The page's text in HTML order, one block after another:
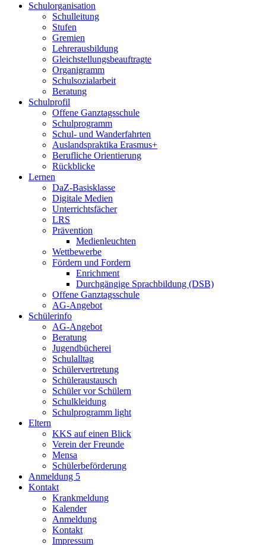
Schulorganisation
Schulleitung
Stufen
Gremien
Lehrerausbildung
Gleichstellungsbeauftragte
Organigramm
Schulsozialarbeit
Beratung
Schulprofil
Offene Ganztagsschule
Schulprogramm
Schul- und Wanderfahrten
Auslandspraktika Erasmus+
Berufliche Orientierung
Rückblicke
Lernen
DaZ-Basisklasse
Digitale Medien
Unterrichtsfächer
LRS
Prävention
Medienleuchten
Wettbewerbe
Fördern und Fordern
Enrichment
Durchgängige Sprachbildung (DSB)
Offene Ganztagsschule
AG-Angebot
Schülerinfo
AG-Angebot
Beratung
Jugendbücherei
Schulalltag
Schülervertretung
Schüleraustausch
Schüler vor Schülern
Schulkleidung
Schulprogramm light
Eltern
KKS auf einen Blick
Verein der Freunde
Mensa
Schülerbeförderung
Anmeldung 5
Kontakt
Krankmeldung
Kalender
Anmeldung
Kontakt
Impressum